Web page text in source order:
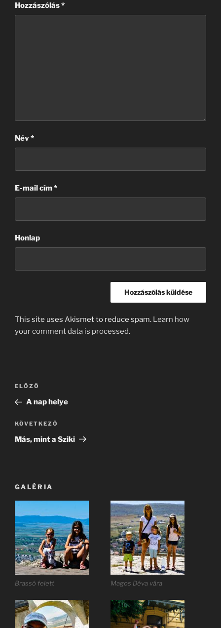
Hozzászólás*
Név*
E-mail cím*
Honlap
This site uses Akismet to reduce spam. Learn how
your comment data is processed.
Bejegyzés
Korábbi
bejegyzés
ELŐZŐ
A nap helye
Következő
bejegyzés
KÖVETKEZŐ
Más, mint a Sziki
GALÉRIA
Brassó felett Magos Déva vára